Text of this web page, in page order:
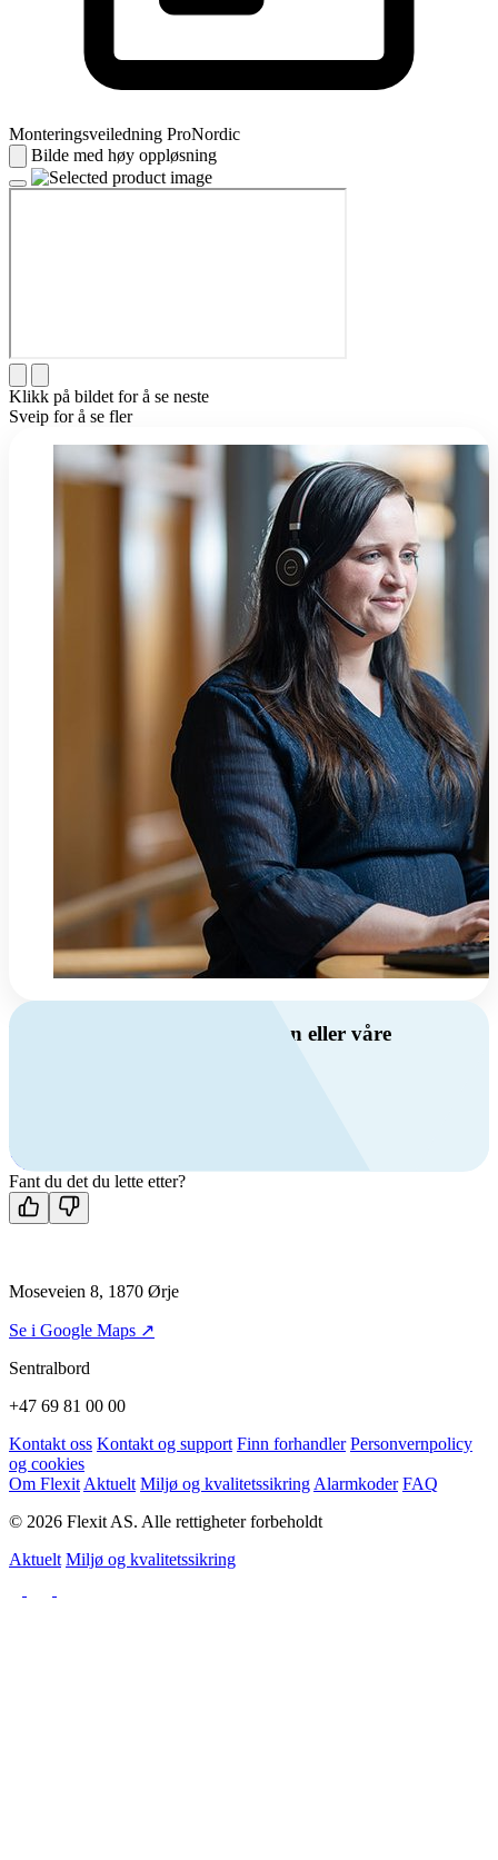
Monteringsveiledning ProNordic
Bilde med høy oppløsning
Klikk på bildet for å se neste
Sveip for å se fler
Har du spørsmål om ventilasjon eller våre
Kontakt oss
Fant du det du lette etter?
Moseveien 8, 1870 Ørje
Se i Google Maps ↗
Sentralbord
+47 69 81 00 00
Kontakt oss Kontakt og support Finn forhandler Personvernpolicy
og cookies
Om Flexit Aktuelt Miljø og kvalitetssikring Alarmkoder FAQ
© 2026 Flexit AS. Alle rettigheter forbeholdt
Aktuelt Miljø og kvalitetssikring